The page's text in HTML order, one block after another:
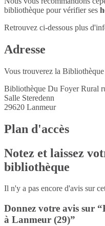
bibliothèque pour vérifier ses
Retrouvez ci-dessous plus
Adresse
Vous trouverez la
Bibliothèque Du Foyer Rural
Salle Steredenn
29620 Lanmeur
Plan d'accès
Notez et laissez
bibliothèque
Il n'y a pas encore d'avis sur
Donnez votre avis sur
à Lanmeur (29)”